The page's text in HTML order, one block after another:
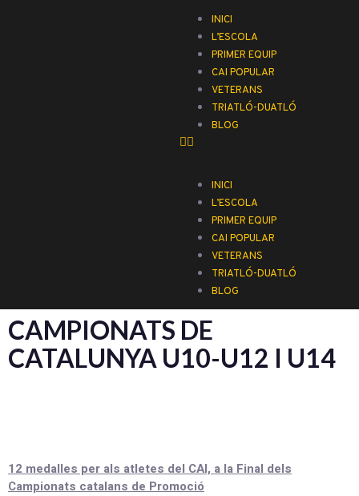
INICI
L’ESCOLA
PRIMER EQUIP
CAI POPULAR
VETERANS
TRIATLÓ-DUATLÓ
BLOG
INICI
L’ESCOLA
PRIMER EQUIP
CAI POPULAR
VETERANS
TRIATLÓ-DUATLÓ
BLOG
CAMPIONATS DE
CATALUNYA U10-U12 I U14
12 medalles per als atletes del CAI, a la Final dels
Campionats catalans de Promoció